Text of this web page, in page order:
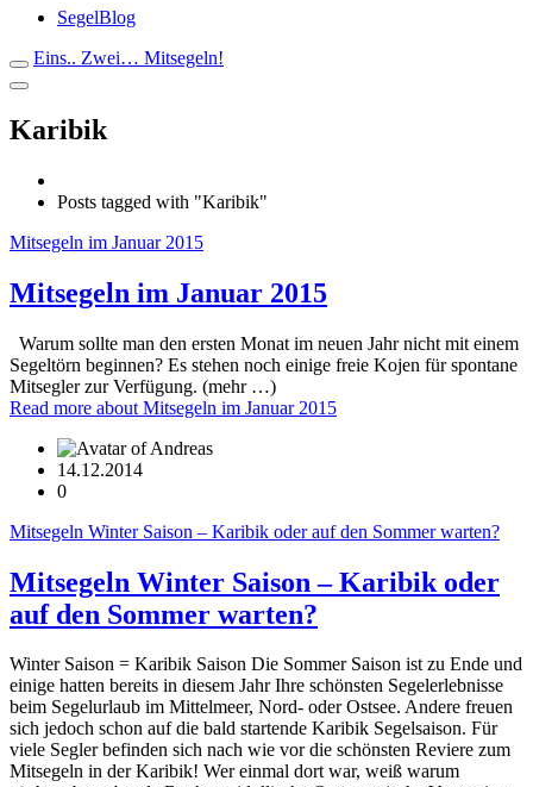
SegelBlog
Eins.. Zwei… Mitsegeln!
Karibik
Posts tagged with "Karibik"
Mitsegeln im Januar 2015
Mitsegeln im Januar 2015
Warum sollte man den ersten Monat im neuen Jahr nicht mit einem
Segeltörn beginnen? Es stehen noch einige freie Kojen für spontane
Mitsegler zur Verfügung. (mehr …)
Read more about Mitsegeln im Januar 2015
14.12.2014
0
Mitsegeln Winter Saison – Karibik oder auf den Sommer warten?
Mitsegeln Winter Saison – Karibik oder
auf den Sommer warten?
Winter Saison = Karibik Saison Die Sommer Saison ist zu Ende und
einige hatten bereits in diesem Jahr Ihre schönsten Segelerlebnisse
beim Segelurlaub im Mittelmeer, Nord- oder Ostsee. Andere freuen
sich jedoch schon auf die bald startende Karibik Segelsaison. Für
viele Segler befinden sich nach wie vor die schönsten Reviere zum
Mitsegeln in der Karibik! Wer einmal dort war, weiß warum